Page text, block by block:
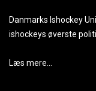
Danmarks Ishockey
ishockeys øverste
Læs mere…